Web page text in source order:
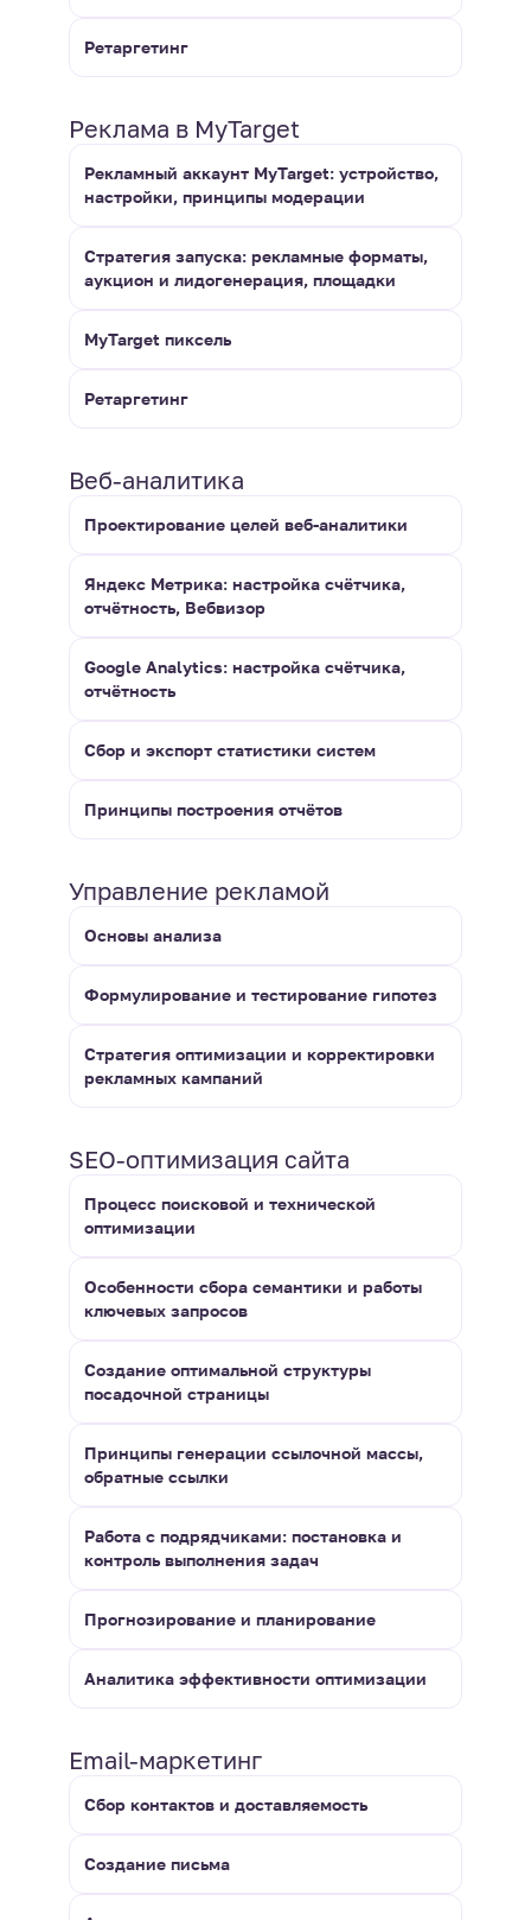
Ретаргетинг
Реклама в MyTarget
Рекламный аккаунт MyTarget: устройство,
настройки, принципы модерации
Стратегия запуска: рекламные форматы,
аукцион и лидогенерация, площадки
MyTarget пиксель
Ретаргетинг
Веб-аналитика
Проектирование целей веб-аналитики
Яндекс Метрика: настройка счётчика,
отчётность, Вебвизор
Google Analytics: настройка счётчика,
отчётность
Сбор и экспорт статистики систем
Принципы построения отчётов
Управление рекламой
Основы анализа
Формулирование и тестирование гипотез
Стратегия оптимизации и корректировки
рекламных кампаний
SEO-оптимизация сайта
Процесс поисковой и технической
оптимизации
Особенности сбора семантики и работы
ключевых запросов
Создание оптимальной структуры
посадочной страницы
Принципы генерации ссылочной массы,
обратные ссылки
Работа с подрядчиками: постановка и
контроль выполнения задач
Прогнозирование и планирование
Аналитика эффективности оптимизации
Email-маркетинг
Сбор контактов и доставляемость
Создание письма